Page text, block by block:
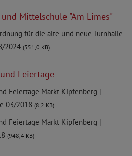
Mittelschule "Am Limes"
für die alte und neue Turnhalle
2024 (351,0 KB)
Feiertage
Feiertage Markt Kipfenberg |
03/2018 (8,2 KB)
Feiertage Markt Kipfenberg |
(948,4 KB)